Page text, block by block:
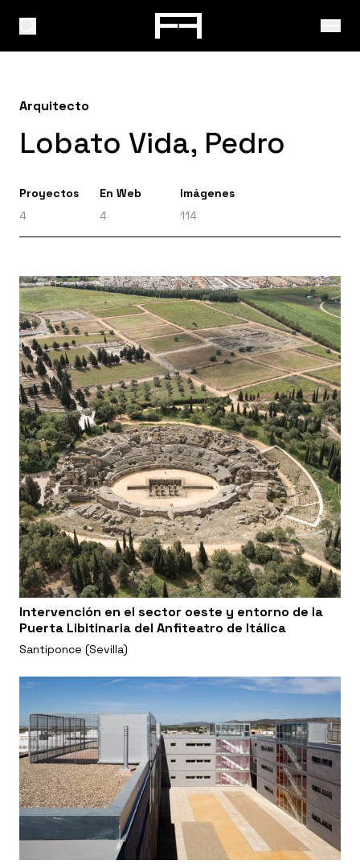
Arquitecto
Lobato Vida, Pedro
Proyectos
4
En Web
4
Imágenes
114
Intervención en el sector oeste y entorno de la
Puerta Libitinaria del Anfiteatro de Itálica
Santiponce (Sevilla)